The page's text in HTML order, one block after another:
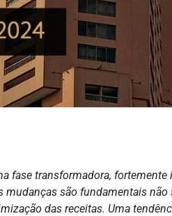
fase transformadora, fortemente
são fundamentais não
das receitas. Uma